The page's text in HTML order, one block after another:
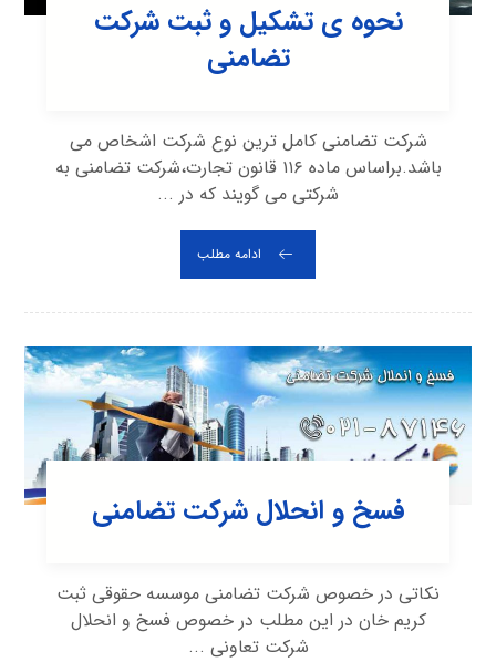
نحوه ی تشکیل و ثبت شرکت
تضامنی
شرکت تضامنی کامل ترین نوع شرکت اشخاص می
باشد.براساس ماده ۱۱۶ قانون تجارت،شرکت تضامنی به
شرکتی می گویند که در ...
ادامه مطلب
فسخ و انحلال شرکت تضامنی
نکاتی در خصوص شرکت تضامنی موسسه حقوقی ثبت
کریم خان در این مطلب در خصوص فسخ و انحلال
شرکت تعاونی ...